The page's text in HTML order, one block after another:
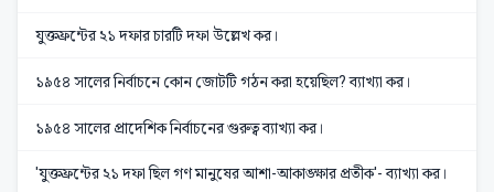
যুক্তফ্রন্টের ২১ দফার চারটি দফা উল্লেখ কর।
১৯৫৪ সালের নির্বাচনে কোন জোটটি গঠন করা হয়েছিল? ব্যাখ্যা কর।
১৯৫৪ সালের প্রাদেশিক নির্বাচনের গুরুত্ব ব্যাখ্যা কর।
'যুক্তফ্রন্টের ২১ দফা ছিল গণ মানুষের আশা-আকাঙ্ক্ষার প্রতীক'- ব্যাখ্যা কর।